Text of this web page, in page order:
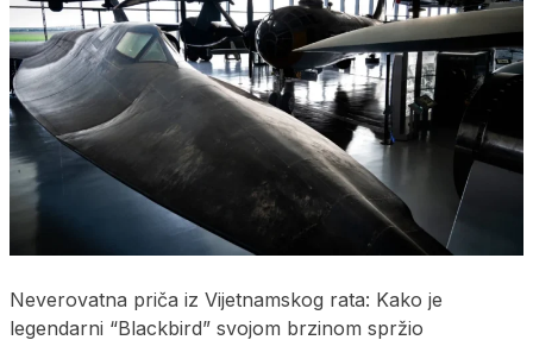
Neverovatna priča iz Vijetnamskog rata: Kako je
legendarni “Blackbird” svojom brzinom spržio